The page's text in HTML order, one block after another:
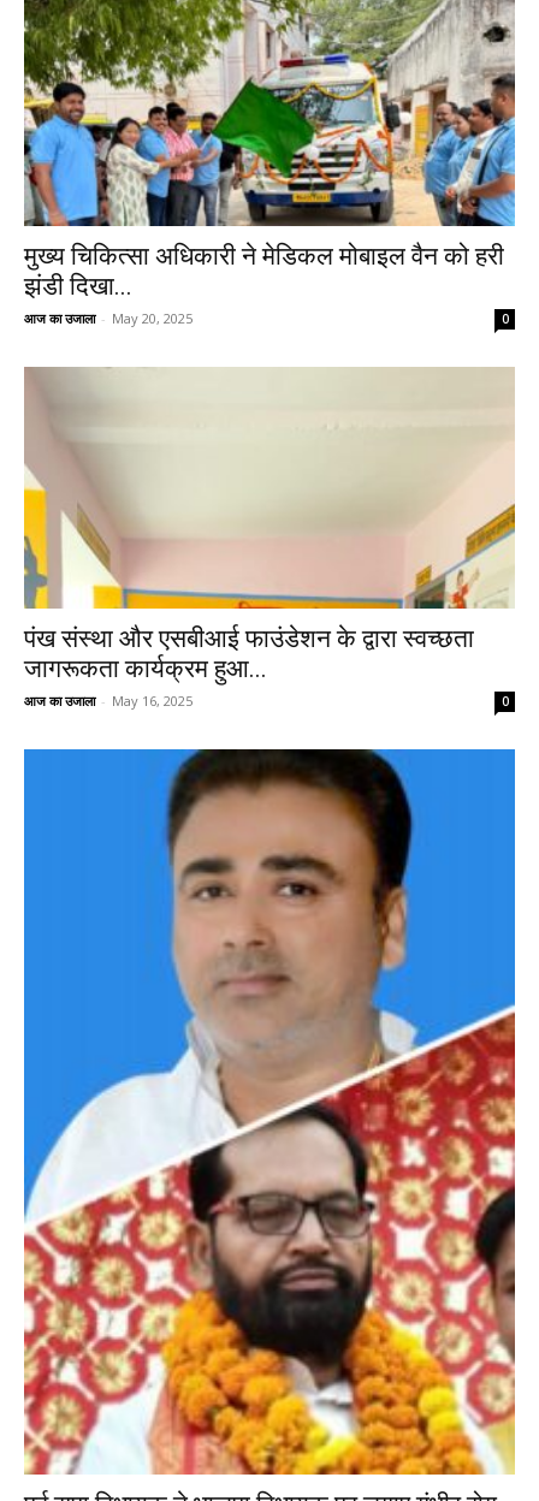
मुख्य चिकित्सा अधिकारी ने मेडिकल मोबाइल वैन को हरी
झंडी दिखा...
आज का उजाला - May 20, 2025 0
पंख संस्था और एसबीआई फाउंडेशन के द्वारा स्वच्छता
जागरूकता कार्यक्रम हुआ...
आज का उजाला - May 16, 2025 0